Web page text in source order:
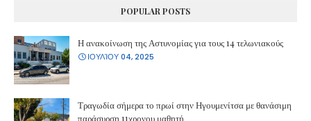
POPULAR POSTS
Η ανακοίνωση της Αστυνομίας για τους 14 τελωνιακούς
ΙΟΥΛΊΟΥ 04, 2025
Τραγωδία σήμερα το πρωί στην Ηγουμενίτσα με θανάσιμη
παράσυρση 11χρονου μαθητή